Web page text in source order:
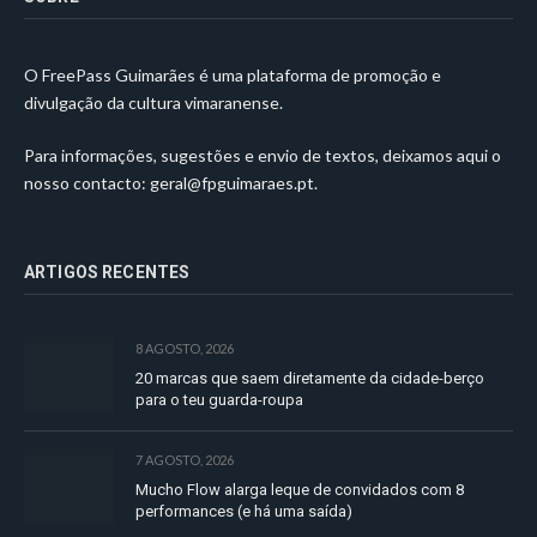
O FreePass Guimarães é uma plataforma de promoção e
divulgação da cultura vimaranense.
Para informações, sugestões e envio de textos, deixamos aqui o
nosso contacto: geral@fpguimaraes.pt.
ARTIGOS RECENTES
8 AGOSTO, 2026
20 marcas que saem diretamente da cidade-berço
para o teu guarda-roupa
7 AGOSTO, 2026
Mucho Flow alarga leque de convidados com 8
performances (e há uma saída)